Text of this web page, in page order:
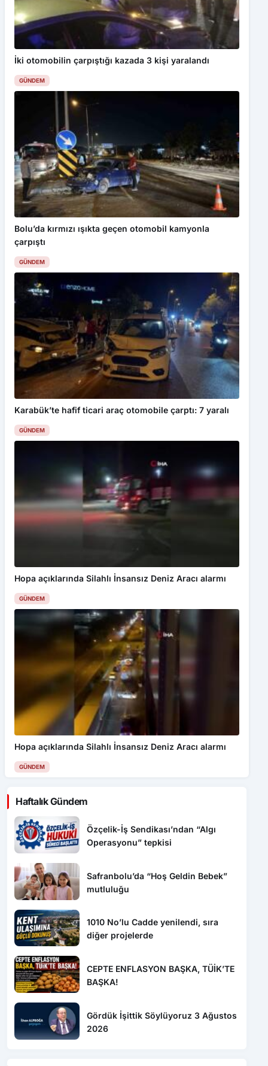
GAR SAHASININ TAŞINMASINDA İLK ADIM ATILDI
İki otomobilin çarpıştığı kazada 3 kişi yaralandı
GÜNDEM
Bolu’da kırmızı ışıkta geçen otomobil kamyonla
çarpıştı
GÜNDEM
Karabük’te hafif ticari araç otomobile çarptı: 7 yaralı
GÜNDEM
Hopa açıklarında Silahlı İnsansız Deniz Aracı alarmı
GÜNDEM
Hopa açıklarında Silahlı İnsansız Deniz Aracı alarmı
GÜNDEM
Haftalık Gündem
Özçelik-İş Sendikası’ndan “Algı
Operasyonu” tepkisi
Safranbolu’da “Hoş Geldin Bebek”
mutluluğu
1010 No’lu Cadde yenilendi, sıra
diğer projelerde
CEPTE ENFLASYON BAŞKA, TÜİK’TE
BAŞKA!
Gördük İşittik Söylüyoruz 3 Ağustos
2026
Bu web sitesinde en iyi deneyimi yaşamanızı sağlamak için
çerezler kullanılmaktadır. Detaylar içinGizlilik Politikamız
inceleyebilirsiniz.